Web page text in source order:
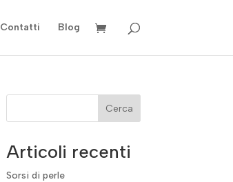
Contatti Blog
Cerca
Articoli recenti
Sorsi di perle